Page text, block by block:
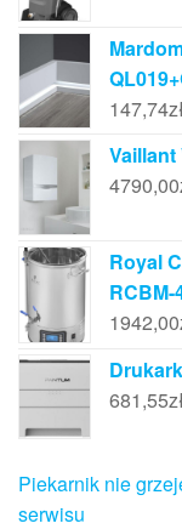
147,74zł
Vaillant
4790,00
Royal
RCBM-
1942,00
681,55zł
Piekarnik nie
serwisu